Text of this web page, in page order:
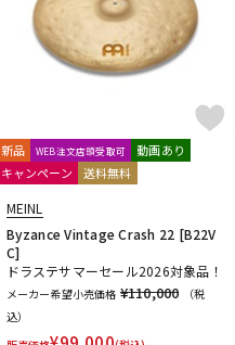
新品 WEB注文店頭受取可
動画あり
キャンペーン
送料無料
MEINL
Byzance Vintage Crash 22 [B22V
C]
ドラステサマーセール2026対象品！
メーカー希望小売価格 ¥110,000
（税
込）